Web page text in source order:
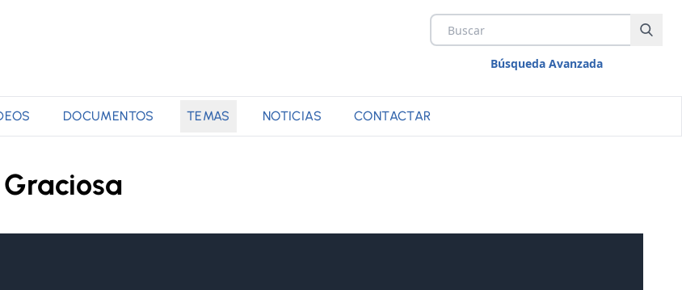
Búsqueda Avanzada
DOCUMENTOS TEMAS NOTICIAS CONTACTAR